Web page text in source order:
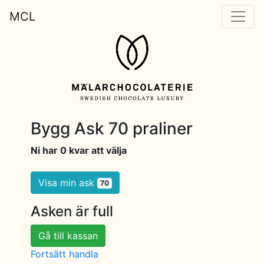
MCL
Bygg Ask 70 praliner
Ni har 0 kvar att välja
Visa min ask 70
Asken är full
Gå till kassan
Fortsätt handla